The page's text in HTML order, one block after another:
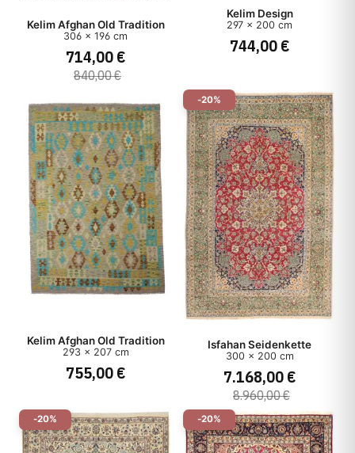
Kelim Afghan Old Tradition
306 x 196 cm
714,00 €
840,00 €
Kelim Design
297 x 200 cm
744,00 €
Kelim Afghan Old Tradition
293 x 207 cm
755,00 €
-20%
Isfahan Seidenkette
300 x 200 cm
7.168,00 €
8.960,00 €
-20% -20%